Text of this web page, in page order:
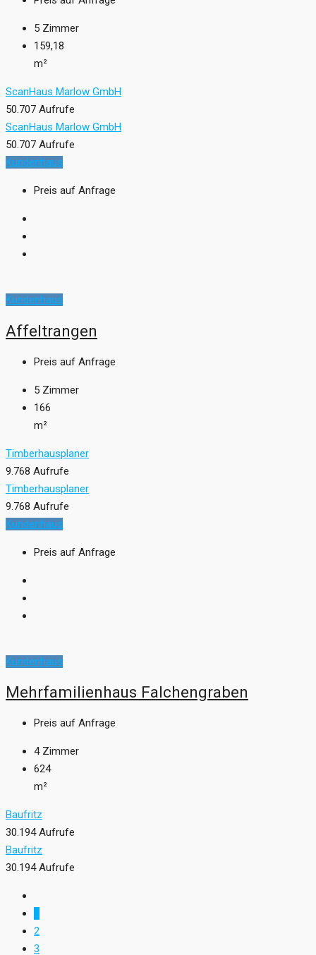
5 Zimmer
159,18
m²
ScanHaus Marlow GmbH
50.707 Aufrufe
ScanHaus Marlow GmbH
50.707 Aufrufe
Kundenhaus
Preis auf Anfrage
Kundenhaus
Affeltrangen
Preis auf Anfrage
5 Zimmer
166
m²
Timberhausplaner
9.768 Aufrufe
Timberhausplaner
9.768 Aufrufe
Kundenhaus
Preis auf Anfrage
Kundenhaus
Mehrfamilienhaus Falchengraben
Preis auf Anfrage
4 Zimmer
624
m²
Baufritz
30.194 Aufrufe
Baufritz
30.194 Aufrufe
2
3